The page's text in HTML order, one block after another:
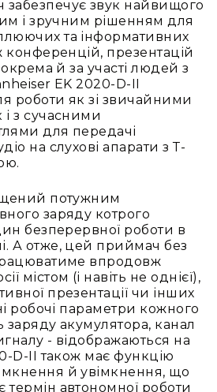
Інструментальні
USB-
мікрофони
Конференційні
Петличні
З
оголов'ям
Для
мобільних
пристроїв
Всі
мікрофони
Мікрофонне
підсилення
Аксесуари
та
комплектуючі
звук найвищого
і зручним рішенням для
та інформативних
конференцій, презентацій
й за участі людей з
EK 2020-D-II
роботи як зі звичайними
з сучасними
для передачі
на слухові апарати з Т-
потужним
заряду котрого
безперервної роботи в
А отже, цей приймач без
впродовж
містом (і навіть не однієї),
презентації чи інших
робочі параметри кожного
акумулятора, канал
- відображаються на
D-II також має функцію
й увімкнення, що
автономної роботи